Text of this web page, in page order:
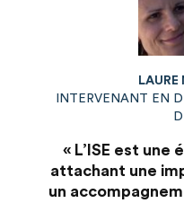
LAURE
INTERVENANT EN
« L’ISE est une
attachant une
un